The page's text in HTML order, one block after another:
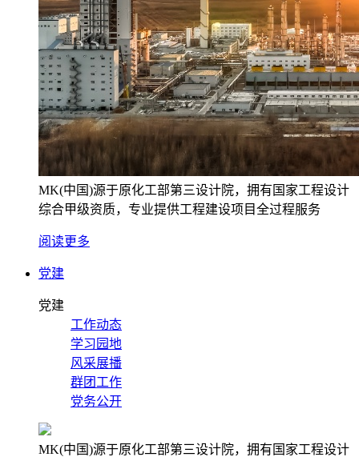
MK(中国)源于原化工部第三设计院，拥有国家工程设计
综合甲级资质，专业提供工程建设项目全过程服务
阅读更多
党建
党建
工作动态
学习园地
风采展播
群团工作
党务公开
MK(中国)源于原化工部第三设计院，拥有国家工程设计